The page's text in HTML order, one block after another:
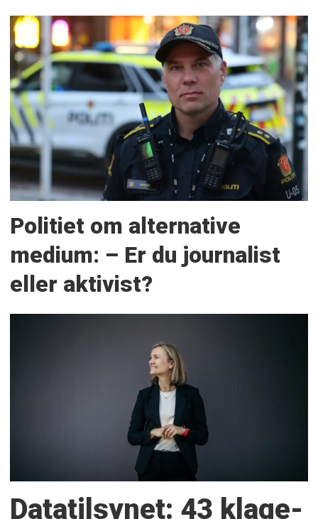
Politiet om alternative
medium: – Er du journalist
eller aktivist?
Datatilsynet: 43 klage­